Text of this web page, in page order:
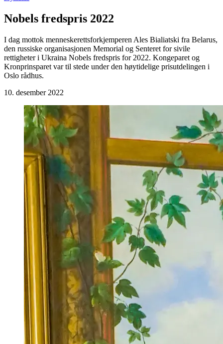
Nobels fredspris 2022
I dag mottok menneskerettsforkjemperen Ales Bialiatski fra Belarus,
den russiske organisasjonen Memorial og Senteret for sivile
rettigheter i Ukraina Nobels fredspris for 2022. Kongeparet og
Kronprinsparet var til stede under den høytidelige prisutdelingen i
Oslo rådhus.
10. desember 2022